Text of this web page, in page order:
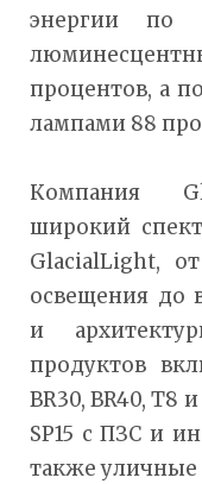
энергии по
процентов, а
лампами 88
Компания
широкий
GlacialLight,
освещения до
и
продуктов
BR30, BR40, T8
SP15 с ПЗС и
также уличные